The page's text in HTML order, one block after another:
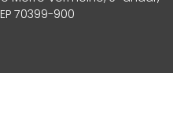
70399-900